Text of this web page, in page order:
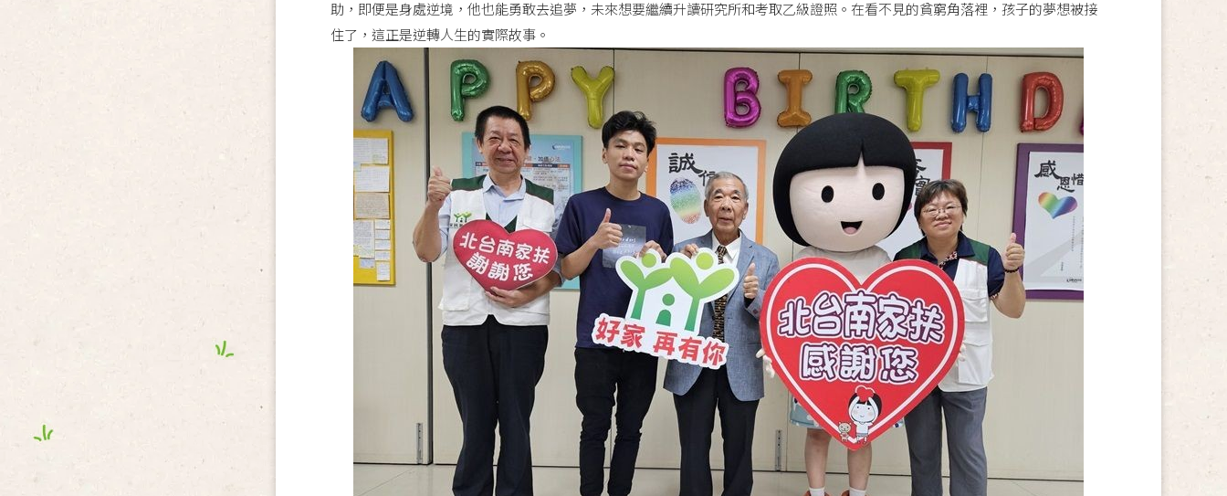
助，即便是身處逆境，他也能勇敢去追夢，未來想要繼續升讀研究所和考取乙級證照。在看不見的貧窮角落裡，孩子的夢想被接
住了，這正是逆轉人生的實際故事。